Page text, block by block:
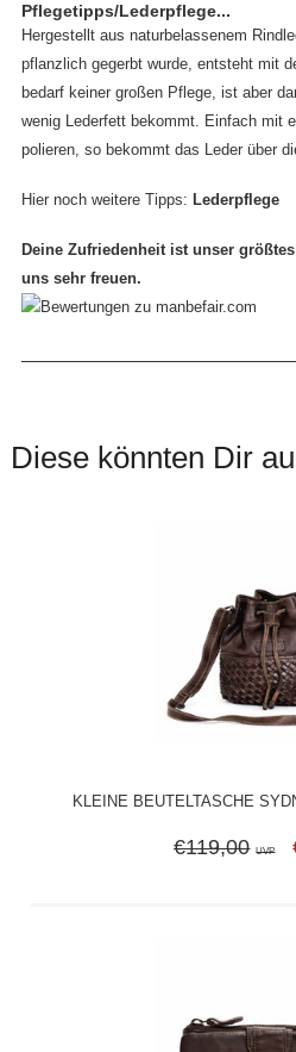
Pflegetipps/Lederpflege...
Hergestellt aus naturbelassenem
pflanzlich gegerbt wurde, entsteht mit
bedarf keiner großen Pflege, ist aber
wenig Lederfett bekommt. Einfach mit
polieren, so bekommt das Leder über
Hier noch weitere Tipps: Lederpflege
Deine Zufriedenheit ist unser
uns sehr freuen.
Diese könnten Dir
KLEINE BEUTELTASCHE
€119,00 UVP